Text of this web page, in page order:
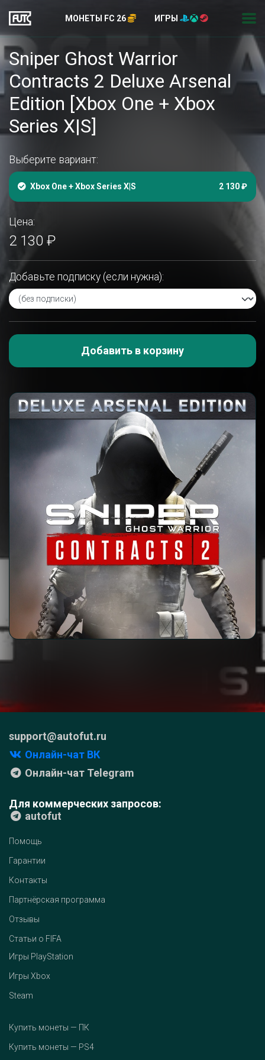
МОНЕТЫ FC 26 ИГРЫ
Sniper Ghost Warrior
Contracts 2 Deluxe Arsenal
Edition [Xbox One + Xbox
Series X|S]
Выберите вариант:
Xbox One + Xbox Series X|S 2 130 ₽
Цена:
2 130 ₽
Добавьте подписку (если нужна):
Добавить в корзину
support@autofut.ru
Онлайн-чат ВК
Онлайн-чат Telegram
Для коммерческих запросов:
autofut
Помощь
Гарантии
Контакты
Партнёрская программа
Отзывы
Статьи о FIFA
Игры PlayStation
Игры Xbox
Steam
Купить монеты — ПК
Купить монеты — PS4